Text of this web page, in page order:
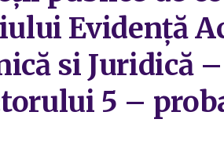
Evidență
si Juridică
5 –